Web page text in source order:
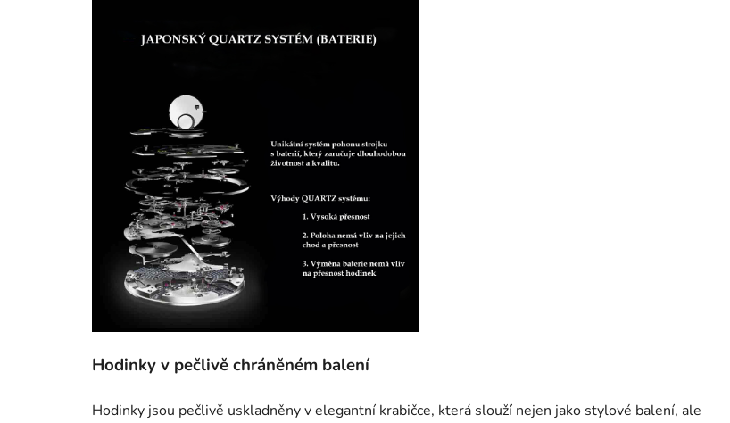
Hodinky v pečlivě chráněném balení
Hodinky jsou pečlivě uskladněny v elegantní krabičce, která slouží nejen jako stylové balení, ale